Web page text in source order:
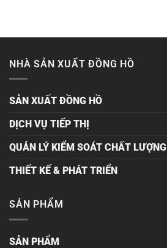
NHÀ SẢN XUẤT ĐỒNG HỒ
SẢN XUẤT ĐỒNG HỒ
DỊCH VỤ TIẾP THỊ
QUẢN LÝ KIỂM SOÁT CHẤT LƯỢNG
THIẾT KẾ & PHÁT TRIỂN
SẢN PHẨM
SẢN PHẨM